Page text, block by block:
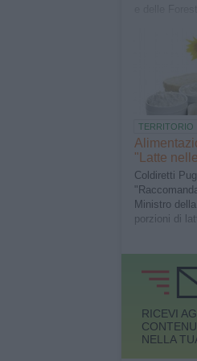
TERRITORIO
"Latte
Coldiretti
Ministro
porzioni di
RICEVI
NELLA